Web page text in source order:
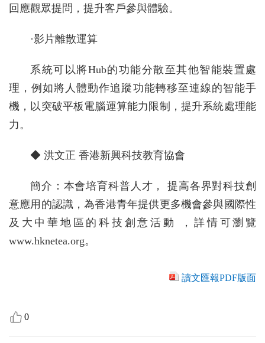
回應觀眾提問，提升客戶參與體驗。
·影片離散運算
系統可以將Hub的功能分散至其他智能裝置處
理，例如將人體動作追蹤功能轉移至連線的智能手
機，以突破平板電腦運算能力限制，提升系統處理能
力。
◆ 洪文正 香港新興科技教育協會
簡介：本會培育科普人才， 提高各界對科技創
意應用的認識，為香港青年提供更多機會參與國際性
及大中華地區的科技創意活動 ，詳情可瀏覽
www.hknetea.org。
讀文匯報PDF版面
0